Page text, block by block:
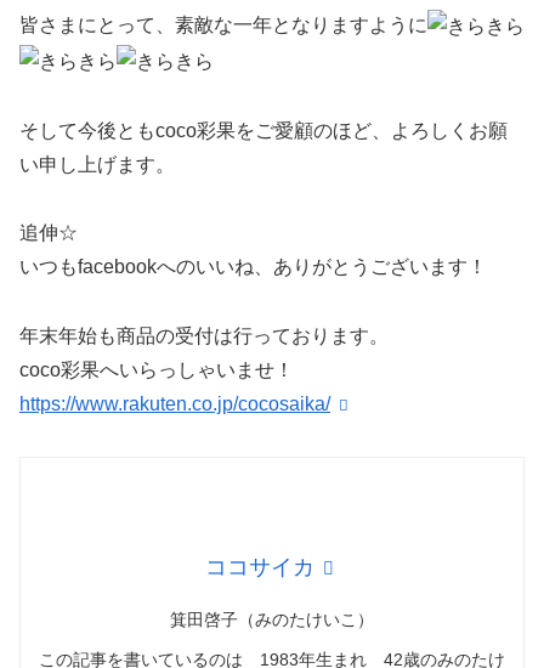
皆さまにとって、素敵な一年となりますように
そして今後ともcoco彩果をご愛顧のほど、よろしくお願
い申し上げます。
追伸☆
いつもfacebookへのいいね、ありがとうございます！
年末年始も商品の受付は行っております。
coco彩果へいらっしゃいませ！
https://www.rakuten.co.jp/cocosaika/
ココサイカ
箕田啓子（みのたけいこ）
この記事を書いているのは 1983年生まれ 42歳のみのたけ